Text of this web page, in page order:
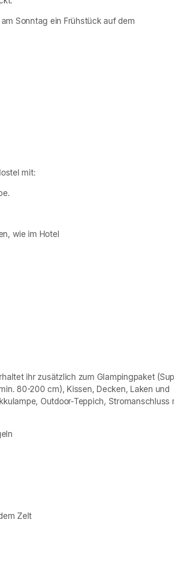
Sonntag ein Frühstück auf dem
mit:
wie im Hotel
ihr zusätzlich zum Glampingpaket
80-200 cm), Kissen, Decken, Laken und
Outdoor-Teppich, Stromanschluss
Zelt